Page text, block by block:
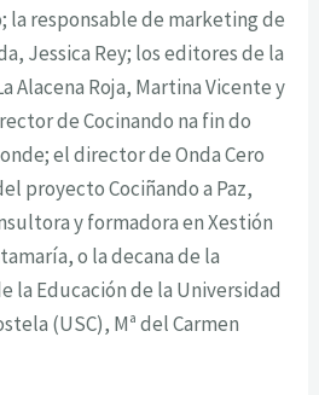
la responsable de marketing de
Jessica Rey; los editores de la
Alacena Roja, Martina Vicente y
de Cocinando na fin do
el director de Onda Cero
proyectoCociñando a Paz,
y formadora en Xestión
o la decana de la
la Educación de la Universidad
(USC), Mª del Carmen